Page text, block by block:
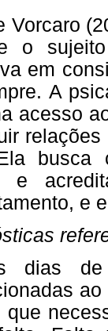
Vorcaro
o
em
A
acesso
busca
e
e
dias
que